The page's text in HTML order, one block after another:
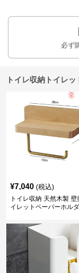
必ず
トイレ収納トイレ
¥7,040 (税込)
トイレ収納 天然木製 壁
イレットペーパーホル